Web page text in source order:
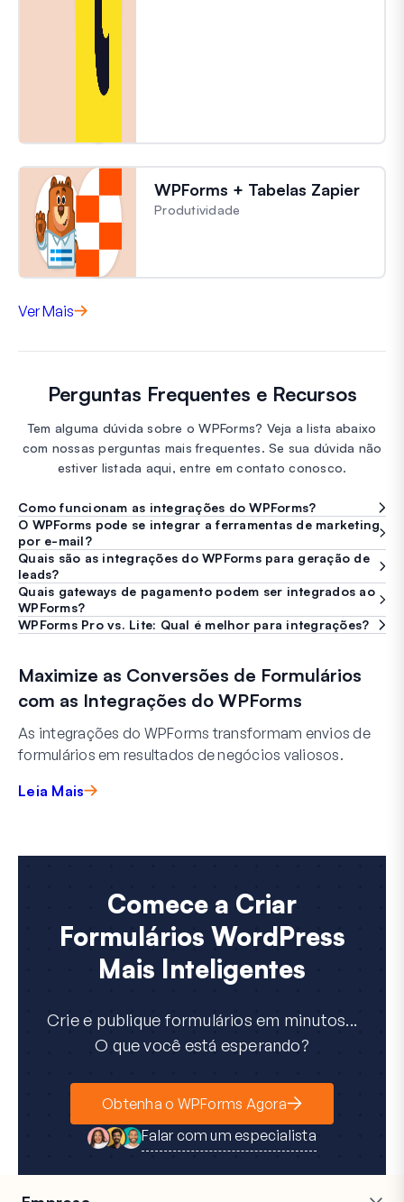
WPForms + Tabelas Zapier
Produtividade
Ver Mais
Perguntas Frequentes e Recursos
Tem alguma dúvida sobre o WPForms? Veja a lista abaixo
com nossas perguntas mais frequentes. Se sua dúvida não
estiver listada aqui, entre em contato conosco.
Como funcionam as integrações do WPForms?
O WPForms pode se integrar a ferramentas de marketing
por e-mail?
Quais são as integrações do WPForms para geração de
leads?
Quais gateways de pagamento podem ser integrados ao
WPForms?
WPForms Pro vs. Lite: Qual é melhor para integrações?
Maximize as Conversões de Formulários
com as Integrações do WPForms
As integrações do WPForms transformam envios de
formulários em resultados de negócios valiosos.
Leia Mais
Comece a Criar
Formulários WordPress
Mais Inteligentes
Crie e publique formulários em minutos...
O que você está esperando?
Obtenha o WPForms Agora
Falar com um especialista